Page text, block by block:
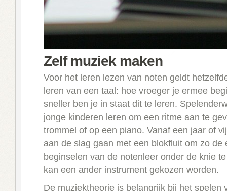
Zelf muziek maken
Voor het leren lezen van noten geldt
leren van een taal: hoe vroeger je ermee
sneller ben je in staat dit te leren.
jonge kinderen leren om een ritme aan te
trommel of op een piano. Vanaf een jaar of
aan de slag gaan met een blokfluit om zo de
beginselen van de notenleer onder de knie
kan een ander instrument gekozen worden.
De muziektheorie is belangrijk bij het spelen